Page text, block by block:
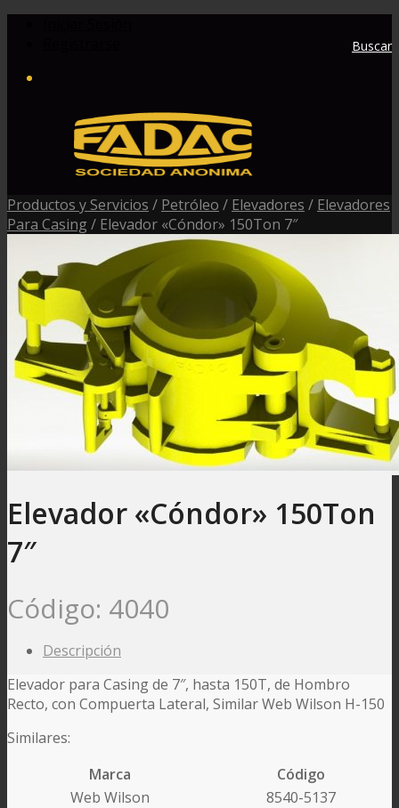
Buscar
Productos y Servicios / Petróleo / Elevadores / Elevadores
Para Casing / Elevador «Cóndor» 150Ton 7″
Elevador «Cóndor» 150Ton
7″
Código: 4040
Descripción
Elevador para Casing de 7″, hasta 150T, de Hombro
Recto, con Compuerta Lateral, Similar Web Wilson H-150
Similares:
Marca
Código
Web Wilson
8540-5137